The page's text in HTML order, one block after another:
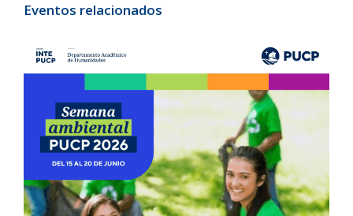
Eventos relacionados